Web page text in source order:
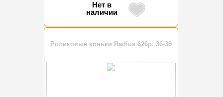
Нет в
наличии
Роликовые коньки Radius 626р. 36-39